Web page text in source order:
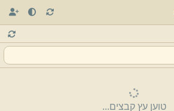
טוען עץ קבצים...